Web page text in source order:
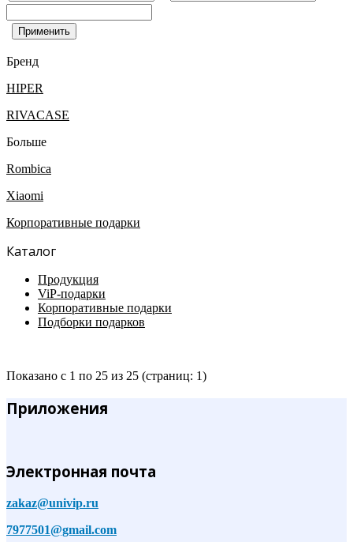
Бренд
HIPER
RIVACASE
Больше
Rombica
Xiaomi
Корпоративные подарки
Каталог
Продукция
ViP-подарки
Корпоративные подарки
Подборки подарков
Показано с 1 по 25 из 25 (страниц: 1)
Приложения
Электронная почта
zakaz@univip.ru
7977501@gmail.com